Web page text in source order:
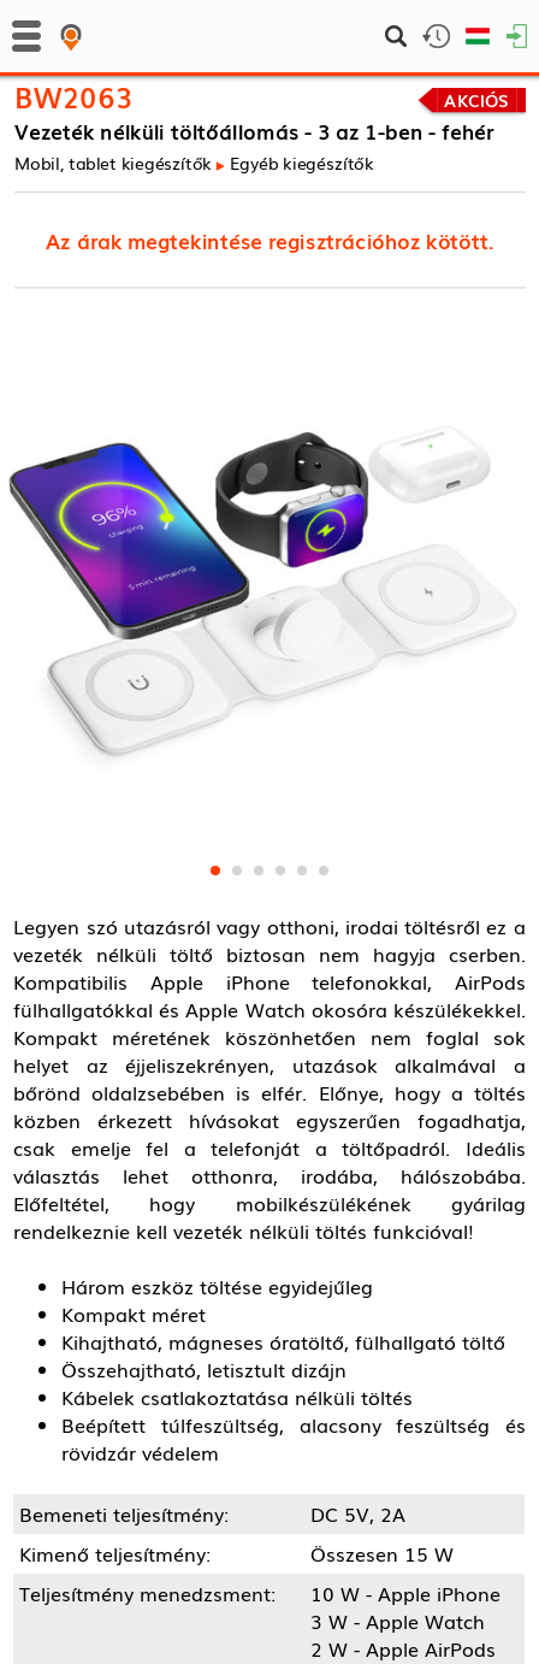
BW2063 AKCIÓS
Vezeték nélküli töltőállomás - 3 az 1-ben - fehér
Mobil, tablet kiegészítők Egyéb kiegészítők
Az árak megtekintése regisztrációhoz kötött.
Legyen szó utazásról vagy otthoni, irodai töltésről ez a
vezeték nélküli töltő biztosan nem hagyja cserben.
Kompatibilis Apple iPhone telefonokkal, AirPods
fülhallgatókkal és Apple Watch okosóra készülékekkel.
Kompakt méretének köszönhetően nem foglal sok
helyet az éjjeliszekrényen, utazások alkalmával a
bőrönd oldalzsebében is elfér. Előnye, hogy a töltés
közben érkezett hívásokat egyszerűen fogadhatja,
csak emelje fel a telefonját a töltőpadról. Ideális
választás lehet otthonra, irodába, hálószobába.
Előfeltétel, hogy mobilkészülékének gyárilag
rendelkeznie kell vezeték nélküli töltés funkcióval!
Három eszköz töltése egyidejűleg
Kompakt méret
Kihajtható, mágneses óratöltő, fülhallgató töltő
Összehajtható, letisztult dizájn
Kábelek csatlakoztatása nélküli töltés
Beépített túlfeszültség, alacsony feszültség és
rövidzár védelem
Bemeneti teljesítmény:
DC 5V, 2A
Kimenő teljesítmény:
Összesen 15 W
Teljesítmény menedzsment:
10 W - Apple iPhone
3 W - Apple Watch
2 W - Apple AirPods